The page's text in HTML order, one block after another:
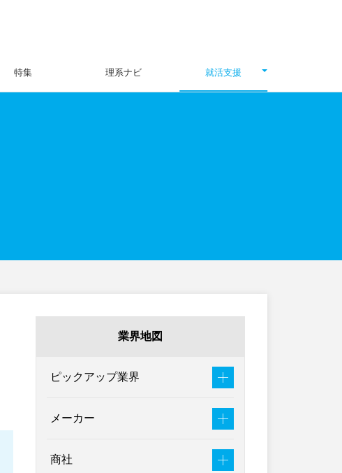
特集 理系ナビ 就活支援
業界地図
ピックアップ業界
メーカー
商社